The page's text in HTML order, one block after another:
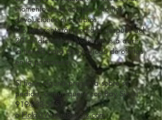
momento de la compra. No hay
devoluciones ni cambios.
No se aceptarán pedidos después del
20 de diciembre. Volveremos a abrir
la tienda para otro período de ofertas
en la primavera.
Si tiene alguna pregunta sobre su
pedido, comuníquese con Bay Six al
919-833-3851
oHola@WeAreBaySix.com.